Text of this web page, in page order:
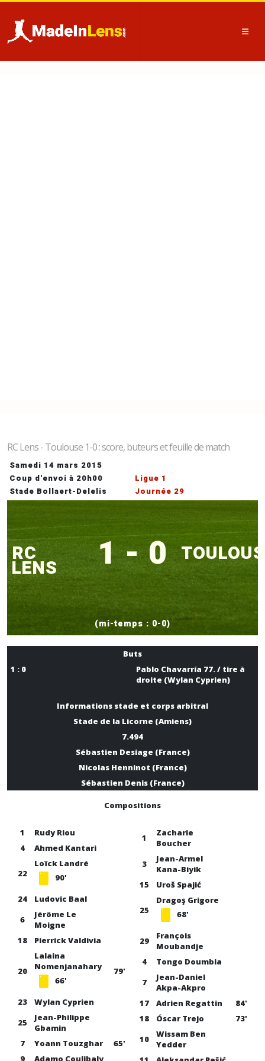
RC Lens - Toulouse 1-0 : score, buteurs et feuille de match
Samedi 14 mars 2015
Coup d'envoi à 20h00
Stade Bollaert-Delelis
Ligue 1
Journée 29
RC
LENS 1 - 0
(mi-temps : 0-0)
Buts
1 : 0
Pablo Chavarría 77. / tire à
droite (Wylan Cyprien)
Informations stade et corps arbitral
Stade de la Licorne (Amiens)
7.494
Sébastien Desiage (France)
Nicolas Henninot (France)
Sébastien Denis (France)
Compositions
1
Rudy Riou
4
Ahmed Kantari
22
Loïck Landré
90'
24
Ludovic Baal
6
Jérôme Le
Moigne
18
Pierrick Valdivia
20
Lalaina
Nomenjanahary
66'
79'
23
Wylan Cyprien
25
Jean-Philippe
Gbamin
7
Yoann Touzghar
65'
9
Adamo Coulibaly
1
Zacharie
Boucher
3
Jean-Armel
Kana-Biyik
15
Uroš Spajić
25
Dragoş Grigore
68'
29
François
Moubandje
4
Tongo Doumbia
7
Jean-Daniel
Akpa-Akpro
17
Adrien Regattin
84'
18
Óscar Trejo
73'
10
Wissam Ben
Yedder